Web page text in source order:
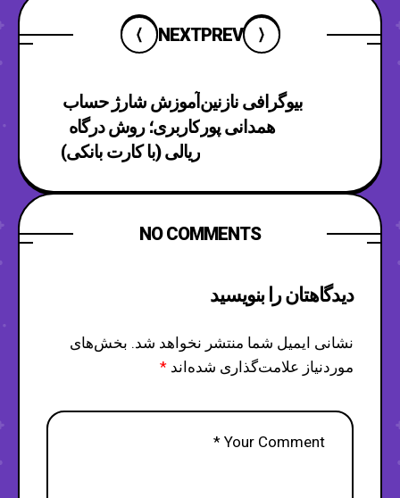
PREV
NEXT
بیوگرافی نازنین
همدانی پور
آموزش شارژ حساب
کاربری؛ روش درگاه
ریالی (با کارت بانکی)
NO COMMENTS
دیدگاهتان را بنویسید
نشانی ایمیل شما منتشر نخواهد شد. بخش‌های
موردنیاز علامت‌گذاری شده‌اند *